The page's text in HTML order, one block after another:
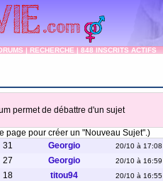
|RECHERCHE|848 INSCRITS ACTIFS
permet de débattre d'un sujet
page pour créer un "Nouveau Sujet".)
31 Georgio 20/10 à 17:08
27 Georgio 20/10 à 16:59
18 titou94 20/10 à 16:55